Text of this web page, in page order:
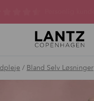
/ Bland Selv Løsninger